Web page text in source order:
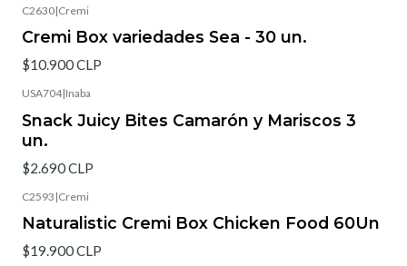
C2630|Cremi
Cremi Box variedades Sea - 30 un.
$10.900 CLP
USA704|Inaba
Snack Juicy Bites Camarón y Mariscos 3
un.
$2.690 CLP
C2593 |Cremi
Naturalistic Cremi Box Chicken Food 60Un
$19.900 CLP